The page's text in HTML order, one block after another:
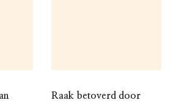
Raak betoverd door